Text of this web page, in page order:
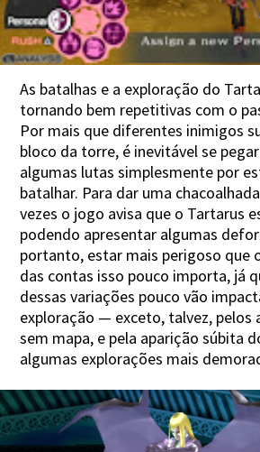
As batalhas e a exploração do
tornando bem repetitivas com o
Por mais que diferentes inimigos
bloco da torre, é inevitável se
algumas lutas simplesmente por
batalhar. Para dar uma
vezes o jogo avisa que o Tartarus
podendo apresentar algumas
portanto, estar mais perigoso que
das contas isso pouco importa, já
dessas variações pouco vão
exploração — exceto, talvez, pelos
sem mapa, e pela aparição súbita
algumas explorações mais